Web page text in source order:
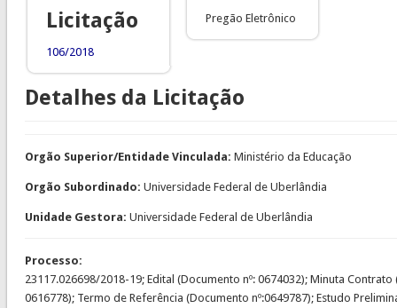
Licitação
106/2018
Pregão Eletrônico
Detalhes da Licitação
Orgão Superior/Entidade Vinculada: Ministério da Educação
Orgão Subordinado: Universidade Federal de Uberlândia
Unidade Gestora: Universidade Federal de Uberlândia
Processo:
23117.026698/2018-19; Edital (Documento nº: 0674032); Minuta Contrato
0616778); Termo de Referência (Documento nº:0649787); Estudo